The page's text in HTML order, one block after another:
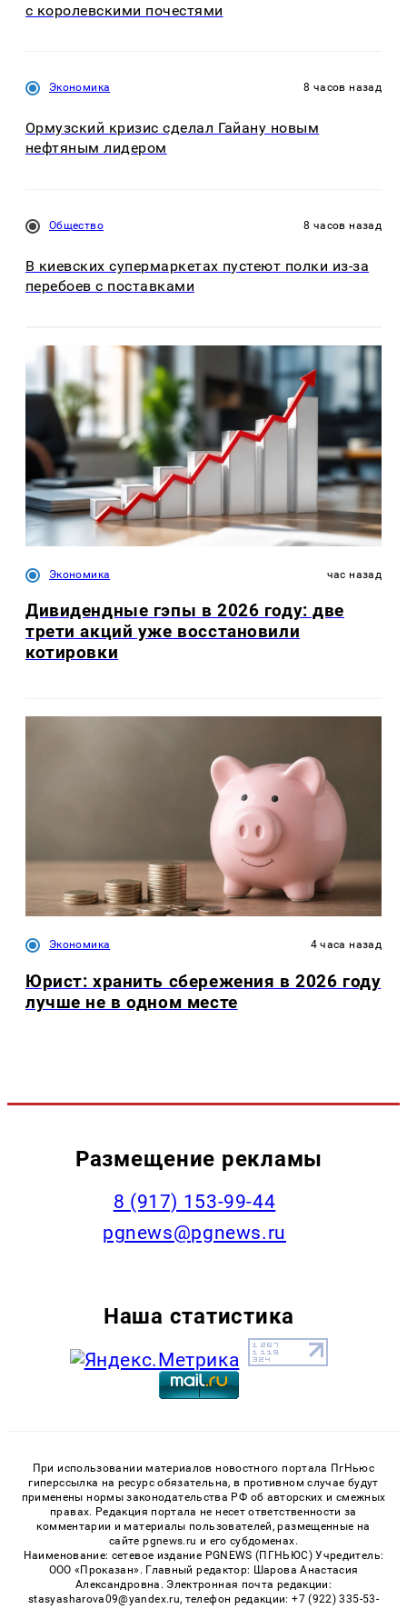
с королевскими почестями
Экономика 8 часов назад
Ормузский кризис сделал Гайану новым
нефтяным лидером
Общество 8 часов назад
В киевских супермаркетах пустеют полки из-за
перебоев с поставками
Экономика час назад
Дивидендные гэпы в 2026 году: две
трети акций уже восстановили
котировки
Экономика 4 часа назад
Юрист: хранить сбережения в 2026 году
лучше не в одном месте
Размещение рекламы
‭8 (917) 153-99-44
pgnews@pgnews.ru
Наша статистика
При использовании материалов новостного портала ПгНьюс
гиперссылка на ресурс обязательна, в противном случае будут
применены нормы законодательства РФ об авторских и смежных
правах. Редакция портала не несет ответственности за
комментарии и материалы пользователей, размещенные на
сайте pgnews.ru и его субдоменах.
Наименование: сетевое издание PGNEWS (ПГНЬЮС) Учредитель:
ООО «Проказан». Главный редактор: Шарова Анастасия
Александровна. Электронная почта редакции:
stasyasharova09@yandex.ru, телефон редакции: +7 (922) 335-53-